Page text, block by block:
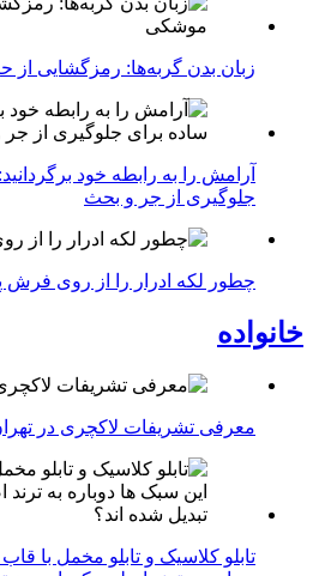
زبان بدن گربه‌ها: رمزگشایی
آرامش را به رابطه خود
جلوگیری از جر و بحث
چطور لکه ادرار را از روی فرش
خانواده
معرفی تشریفات لاکچری در
تابلو کلاسیک و تابلو مخمل با